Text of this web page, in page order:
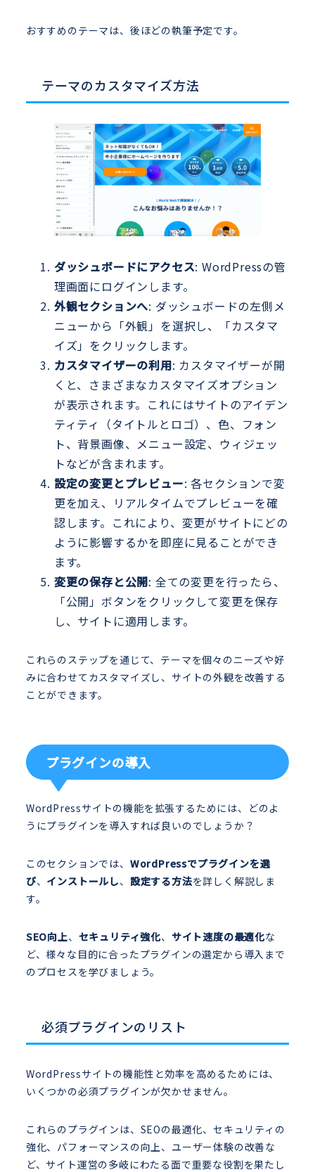
おすすめのテーマは、後ほどの執筆予定です。
テーマのカスタマイズ方法
ダッシュボードにアクセス: WordPressの管
理画面にログインします。
外観セクションへ: ダッシュボードの左側メ
ニューから「外観」を選択し、「カスタマ
イズ」をクリックします。
カスタマイザーの利用: カスタマイザーが開
くと、さまざまなカスタマイズオプション
が表示されます。これにはサイトのアイデン
ティティ（タイトルとロゴ）、色、フォン
ト、背景画像、メニュー設定、ウィジェッ
トなどが含まれます。
設定の変更とプレビュー: 各セクションで変
更を加え、リアルタイムでプレビューを確
認します。これにより、変更がサイトにどの
ように影響するかを即座に見ることができ
ます。
変更の保存と公開: 全ての変更を行ったら、
「公開」ボタンをクリックして変更を保存
し、サイトに適用します。
これらのステップを通じて、テーマを個々のニーズや好
みに合わせてカスタマイズし、サイトの外観を改善する
ことができます。
プラグインの導入
WordPressサイトの機能を拡張するためには、どのよ
うにプラグインを導入すれば良いのでしょうか？
このセクションでは、 WordPressでプラグインを選
び、 インストールし、 設定する方法を詳しく解説しま
す。
SEO向上、 セキュリティ強化、 サイト速度の最適化な
ど、様々な目的に合ったプラグインの選定から導入まで
のプロセスを学びましょう。
必須プラグインのリスト
WordPressサイトの機能性と効率を高めるためには、
いくつかの必須プラグインが欠かせません。
これらのプラグインは、SEOの最適化、セキュリティの
強化、パフォーマンスの向上、ユーザー体験の改善な
ど、サイト運営の多岐にわたる面で重要な役割を果たし